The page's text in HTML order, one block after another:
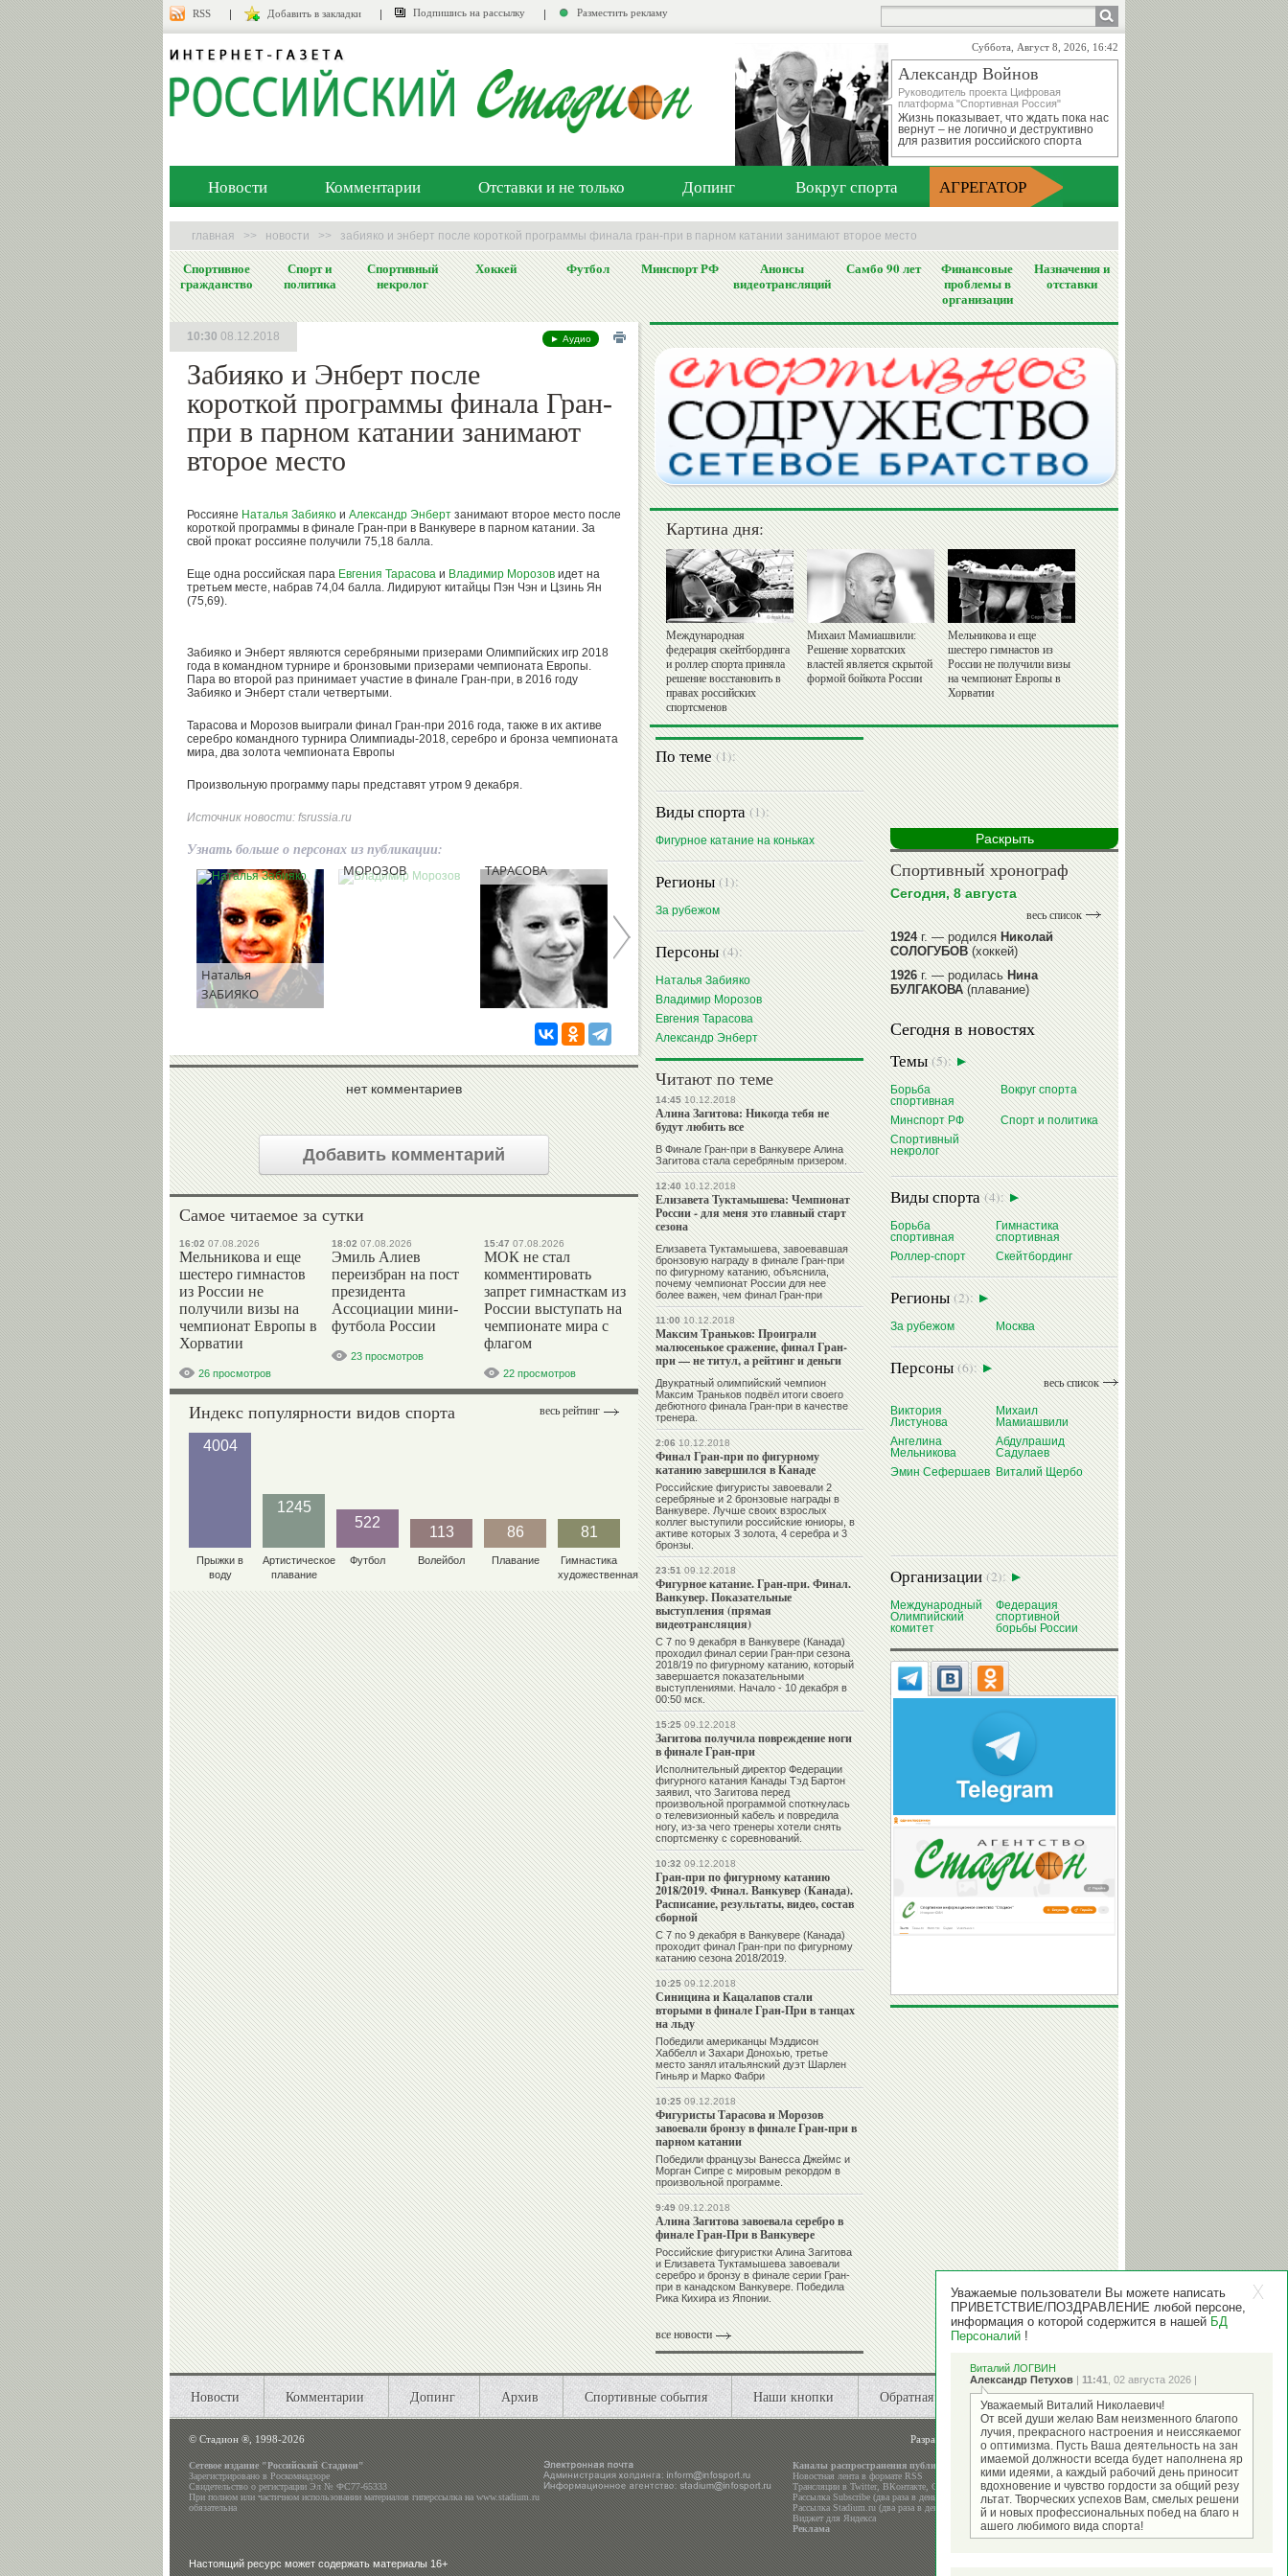
RSS Добавить в закладки Подпишись на рассылку Разместить рекламу
Суббота, Август 8, 2026, 16:42
Александр Войнов
Руководитель проекта Цифровая
платформа "Спортивная Россия"
Жизнь показывает, что ждать пока нас
вернут – не логично и деструктивно
для развития российского спорта
Новости Комментарии Отставки и не только Допинг Вокруг спорта АГРЕГАТОР
главная >> новости >> забияко и энберт после короткой программы финала гран-при в парном катании занимают второе место
Спортивное
гражданство
Спорт и
политика
Спортивный
некролог
Хоккей Футбол Минспорт РФ
Анонсы
видеотрансляций
Самбо 90 лет
Финансовые
проблемы в
организации
Назначения и
отставки
► Аудио
Забияко и Энберт после
короткой программы финала Гран-
при в парном катании занимают
второе место
10:30 08.12.2018
Россияне Наталья Забияко и Александр Энберт занимают второе место после
короткой программы в финале Гран-при в Ванкувере в парном катании. За
свой прокат россияне получили 75,18 балла.
Еще одна российская пара Евгения Тарасова и Владимир Морозов идет на
третьем месте, набрав 74,04 балла. Лидируют китайцы Пэн Чэн и Цзинь Ян
(75,69).
Забияко и Энберт являются серебряными призерами Олимпийских игр 2018
года в командном турнире и бронзовыми призерами чемпионата Европы.
Пара во второй раз принимает участие в финале Гран-при, в 2016 году
Забияко и Энберт стали четвертыми.
Тарасова и Морозов выиграли финал Гран-при 2016 года, также в их активе
серебро командного турнира Олимпиады-2018, серебро и бронза чемпионата
мира, два золота чемпионата Европы
Произвольную программу пары представят утром 9 декабря.
Источник новости: fsrussia.ru
Узнать больше о персонах из публикации:
Наталья
ЗАБИЯКО
Владимир
МОРОЗОВ
ТАРАСОВА
Александр
ЭНБЕРТ
нет комментариев
Добавить комментарий
Самое читаемое за сутки
16:02 07.08.2026
Мельникова и еще
шестеро гимнастов
из России не
получили визы на
чемпионат Европы в
Хорватии
26 просмотров
18:02 07.08.2026
Эмиль Алиев
переизбран на пост
президента
Ассоциации мини-
футбола России
23 просмотров
15:47 07.08.2026
МОК не стал
комментировать
запрет гимнасткам из
России выступать на
чемпионате мира с
флагом
22 просмотров
весь рейтинг
Индекс популярности видов спорта
4004
Прыжки в
воду
1245
Артистическое
плавание
522
Футбол
113
Волейбол
86
Плавание
81
Гимнастика
художественная
Картина дня:
Международная
федерация скейтбординга
и роллер спорта приняла
решение восстановить в
правах российских
спортсменов
Михаил Мамиашвили:
Решение хорватских
властей является скрытой
формой бойкота России
Мельникова и еще
шестеро гимнастов из
России не получили визы
на чемпионат Европы в
Хорватии
По теме(1):
Виды спорта(1):
Фигурное катание на коньках
Регионы(1):
За рубежом
Персоны(4):
Наталья Забияко
Владимир Морозов
Евгения Тарасова
Александр Энберт
Читают по теме
14:4510.12.2018
Алина Загитова: Никогда тебя не
будут любить все
В Финале Гран-при в Ванкувере Алина
Загитова стала серебряным призером.
12:4010.12.2018
Елизавета Туктамышева: Чемпионат
России - для меня это главный старт
сезона
Елизавета Туктамышева, завоевавшая
бронзовую награду в финале Гран-при
по фигурному катанию, объяснила,
почему чемпионат России для нее
более важен, чем финал Гран-при
11:0010.12.2018
Максим Траньков: Проиграли
малюсенькое сражение, финал Гран-
при — не титул, а рейтинг и деньги
Двукратный олимпийский чемпион
Максим Траньков подвёл итоги своего
дебютного финала Гран-при в качестве
тренера.
2:0610.12.2018
Финал Гран-при по фигурному
катанию завершился в Канаде
Российские фигуристы завоевали 2
серебряные и 2 бронзовые награды в
Ванкувере. Лучше своих взрослых
коллег выступили российские юниоры, в
активе которых 3 золота, 4 серебра и 3
бронзы.
23:5109.12.2018
Фигурное катание. Гран-при. Финал.
Ванкувер. Показательные
выступления (прямая
видеотрансляция)
С 7 по 9 декабря в Ванкувере (Канада)
проходил финал серии Гран-при сезона
2018/19 по фигурному катанию, который
завершается показательными
выступлениями. Начало - 10 декабря в
00:50 мск.
15:2509.12.2018
Загитова получила повреждение ноги
в финале Гран-при
Исполнительный директор Федерации
фигурного катания Канады Тэд Бартон
заявил, что Загитова перед
произвольной программой споткнулась
о телевизионный кабель и повредила
ногу, из-за чего тренеры хотели снять
спортсменку с соревнований.
10:3209.12.2018
Гран-при по фигурному катанию
2018/2019. Финал. Ванкувер (Канада).
Расписание, результаты, видео, состав
сборной
С 7 по 9 декабря в Ванкувере (Канада)
проходит финал Гран-при по фигурному
катанию сезона 2018/2019.
10:2509.12.2018
Синицина и Кацалапов стали
вторыми в финале Гран-При в танцах
на льду
Победили американцы Мэддисон
Хаббелл и Захари Донохью, третье
место занял итальянский дуэт Шарлен
Гиньяр и Марко Фабри
10:2509.12.2018
Фигуристы Тарасова и Морозов
завоевали бронзу в финале Гран-при в
парном катании
Победили французы Ванесса Джеймс и
Морган Сипре с мировым рекордом в
произвольной программе.
9:4909.12.2018
Алина Загитова завоевала серебро в
финале Гран-При в Ванкувере
Российские фигуристки Алина Загитова
и Елизавета Туктамышева завоевали
серебро и бронзу в финале серии Гран-
при в канадском Ванкувере. Победила
Рика Кихира из Японии.
все новости
Раскрыть
Спортивный хронограф
Сегодня, 8 августа
весь список
1924г. — родилсяНиколай
СОЛОГУБОВ(хоккей)
1926г. — родиласьНина
БУЛГАКОВА(плавание)
1941г. — родиласьРавиля
ПРОКОПЕНКО (САЛИМОВА)
(баскетбол)
1964г. — родилсяНиколай
ЖУРАВСКИЙ(гребля на байдарках
и каноэ)
1964г. — родилсяЮрий ХМЫЛЕВ
(хоккей)
читать далее
Сегодня в новостях
Темы(5):
Борьба
спортивная
Вокруг спорта
Минспорт РФ
Спорт и политика
Спортивный
некролог
Виды спорта(4):
Борьба
спортивная
Гимнастика
спортивная
Роллер-спорт
Скейтбординг
Регионы(2):
За рубежом Москва
Персоны(6):
весь список
Виктория
Листунова
Михаил
Мамиашвили
Ангелина
Мельникова
Абдулрашид
Садулаев
Эмин Сефершаев Виталий Щербо
Организации(2):
Международный
Олимпийский
комитет
Федерация
спортивной
борьбы России
Новости Комментарии Допинг Архив Спортивные события Наши кнопки Обратная связь
©Стадион ®, 1998-2026 Разработка и поддержкаООО "Стадион"
Сетевое издание "Российский Стадион"
Зарегистрировано в Роскомнадзоре
Свидетельство о регистрации Эл № ФС77-65333
При полном или частичном использовании материалов гиперссылка наwww.stadium.ru
обязательна
Каналы распространения публикаций
Новостная лента в формате RSS
Трансляции вTwitter,ВКонтакте,Google+
Рассылка Subscribe (два раза в день)
Рассылка Stadium.ru (два раза в день)
Виджет для Яндекса
Реклама
Настоящий ресурс может содержать материалы 16+
Уважаемые пользователи Вы можете написать
ПРИВЕТСТВИЕ/ПОЗДРАВЛЕНИЕ любой персоне,
информация о которой содержится в нашей БД
Персоналий !
Виталий ЛОГВИН
Александр Петухов | 11:41 , 02 августа 2026 |
Уважаемый Виталий Николаевич!
От всей души желаю Вам неизменного благопо
лучия, прекрасного настроения и неиссякаемог
о оптимизма. Пусть Ваша деятельность на зан
имаемой должности всегда будет наполнена яр
кими идеями, а каждый рабочий день приносит
вдохновение и чувство гордости за общий резу
льтат. Творческих успехов Вам, смелых решени
й и новых профессиональных побед на благо н
ашего любимого вида спорта!